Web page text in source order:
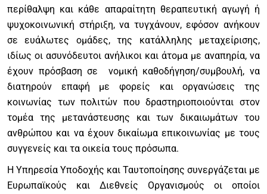
περίθαλψη και κάθε απαραίτητη θεραπευτική αγωγή ή
ψυχοκοινωνική στήριξη, να τυγχάνουν, εφόσον ανήκουν
σε ευάλωτες ομάδες, της κατάλληλης μεταχείρισης,
ιδίως οι ασυνόδευτοι ανήλικοι και άτομα με αναπηρία, να
έχουν πρόσβαση σε νομική καθοδήγηση/συμβουλή, να
διατηρούν επαφή με φορείς και οργανώσεις της
κοινωνίας των πολιτών που δραστηριοποιούνται στον
τομέα της μετανάστευσης και των δικαιωμάτων του
ανθρώπου και να έχουν δικαίωμα επικοινωνίας με τους
συγγενείς και τα οικεία τους πρόσωπα.
Η Υπηρεσία Υποδοχής και Ταυτοποίησης συνεργάζεται με
Ευρωπαϊκούς και Διεθνείς Οργανισμούς οι οποίοι